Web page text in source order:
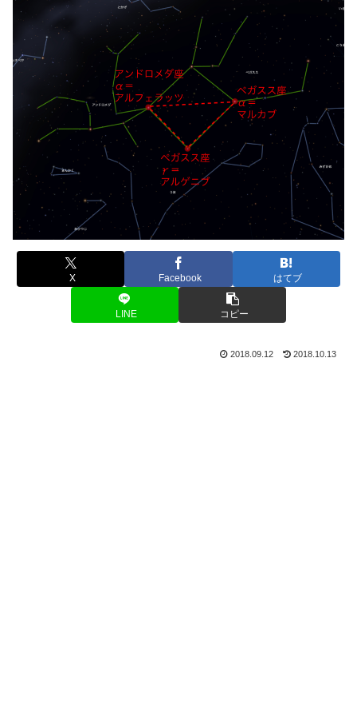
X Facebook はてブ
LINE コピー
2018.09.12 2018.10.13